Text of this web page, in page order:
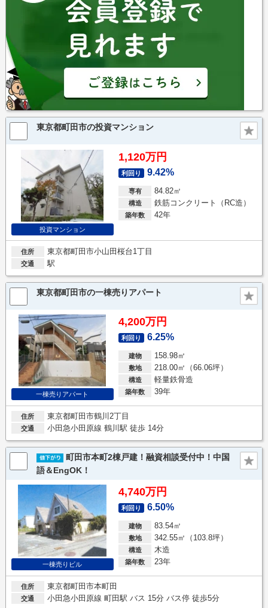
東京都町田市の投資マンション
投資マンション
1,120万円
利回り 9.42%
専有 84.82㎡
構造 鉄筋コンクリート（RC造）
築年数 42年
住所 東京都町田市小山田桜台1丁目
交通 駅
東京都町田市の一棟売りアパート
一棟売りアパート
4,200万円
利回り 6.25%
建物 158.98㎡
敷地 218.00㎡（66.06坪）
構造 軽量鉄骨造
築年数 39年
住所 東京都町田市鶴川2丁目
交通 小田急小田原線 鶴川駅 徒歩 14分
町田市本町2棟戸建！融資相談受付中！中国
語＆EngOK！
一棟売りビル
4,740万円
利回り 6.50%
建物 83.54㎡
敷地 342.55㎡（103.8坪）
構造 木造
築年数 23年
住所 東京都町田市本町田
交通 小田急小田原線 町田駅 バス 15分 バス停 徒歩5分